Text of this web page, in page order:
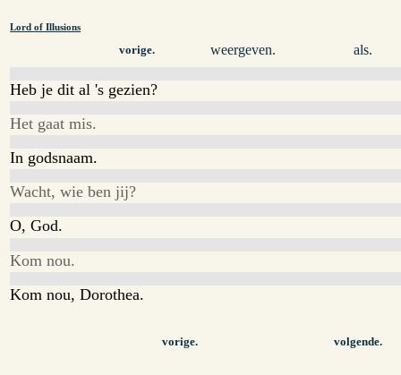
Lord of Illusions
vorige. weergeven. als.
Heb je dit al 's gezien?
Het gaat mis.
In godsnaam.
Wacht, wie ben jij?
O, God.
Kom nou.
Kom nou, Dorothea.
vorige. volgende.